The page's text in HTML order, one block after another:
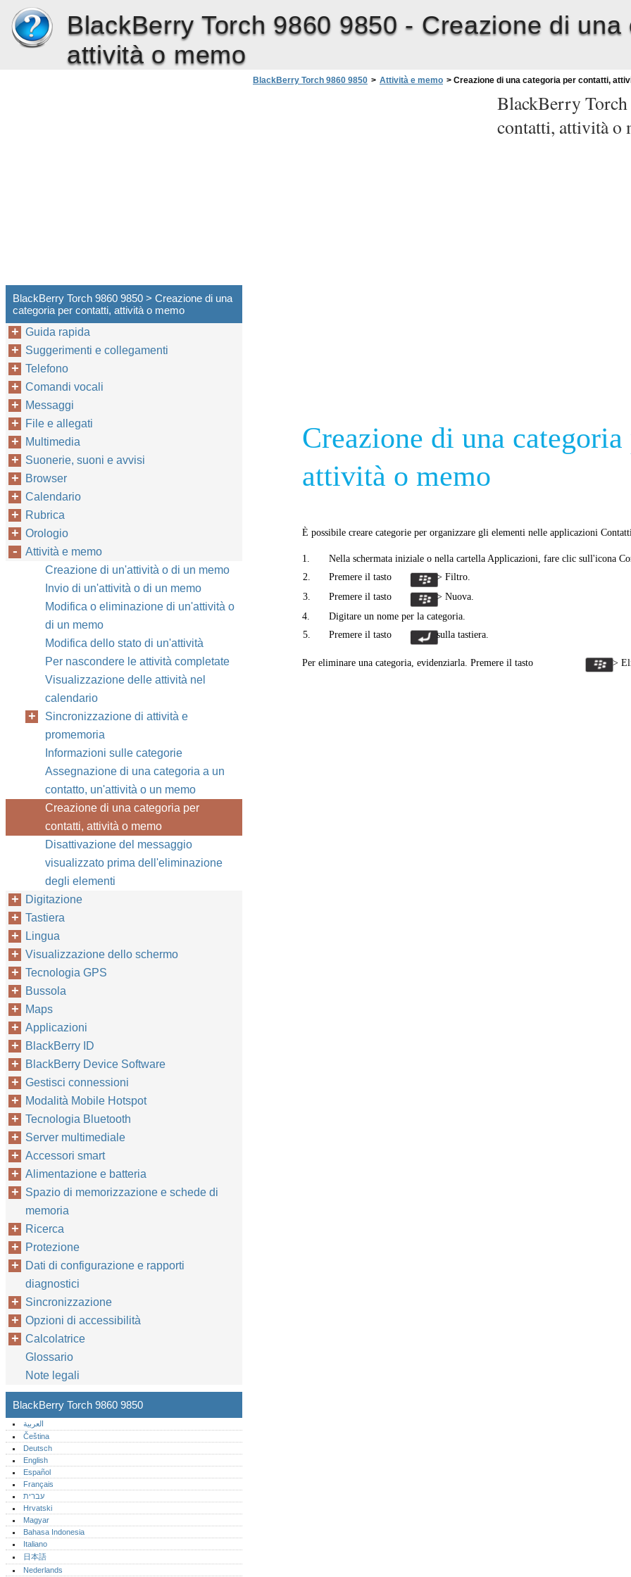
BlackBerry Torch 9860 9850 - Creazione di
attività o memo
BlackBerry Torch 9860 9850 > Attività e memo > Creazione di una categoria per contatti,
BlackBerry
contatti, attività o
Creazione di una
attività o memo
È possibile creare categorie per organizzare gli elementi nelle applicazioni
1.
Nella schermata iniziale o nella cartella Applicazioni, fare clic sull'icona
2.
Premere il tasto
> Filtro.
3.
Premere il tasto
> Nuova.
4.
Digitare un nome per la categoria.
5.
Premere il tasto sulla tastiera.
Per eliminare una categoria, evidenziarla. Premere il tasto >
BlackBerry Torch 9860 9850 > Creazione di una
categoria per contatti, attività o memo
Guida rapida
Suggerimenti e collegamenti
Telefono
Comandi vocali
Messaggi
File e allegati
Multimedia
Suonerie, suoni e avvisi
Browser
Calendario
Rubrica
Orologio
Attività e memo
Creazione di un'attività o di un memo
Invio di un'attività o di un memo
Modifica o eliminazione di un'attività o
di un memo
Modifica dello stato di un'attività
Per nascondere le attività completate
Visualizzazione delle attività nel
calendario
Sincronizzazione di attività e
promemoria
Informazioni sulle categorie
Assegnazione di una categoria a un
contatto, un'attività o un memo
Creazione di una categoria per
contatti, attività o memo
Disattivazione del messaggio
visualizzato prima dell'eliminazione
degli elementi
Digitazione
Tastiera
Lingua
Visualizzazione dello schermo
Tecnologia GPS
Bussola
Maps
Applicazioni
BlackBerry ID
BlackBerry Device Software
Gestisci connessioni
Modalità Mobile Hotspot
Tecnologia Bluetooth
Server multimediale
Accessori smart
Alimentazione e batteria
Spazio di memorizzazione e schede di
memoria
Ricerca
Protezione
Dati di configurazione e rapporti
diagnostici
Sincronizzazione
Opzioni di accessibilità
Calcolatrice
Glossario
Note legali
BlackBerry Torch 9860 9850
العربية
Čeština
Deutsch
English
Español
Français
עברית
Hrvatski
Magyar
Bahasa Indonesia
Italiano
日本語
Nederlands